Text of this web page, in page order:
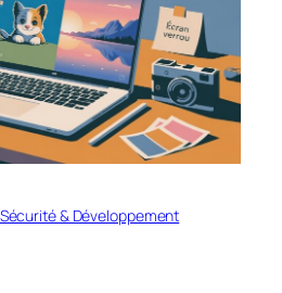
Sécurité & Développement